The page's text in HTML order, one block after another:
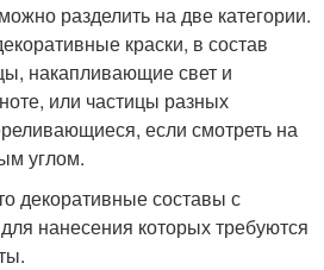
разделить на две категории.
краски, в состав
накапливающие свет и
или частицы разных
если смотреть на
углом.
декоративные составы с
нанесения которых требуются